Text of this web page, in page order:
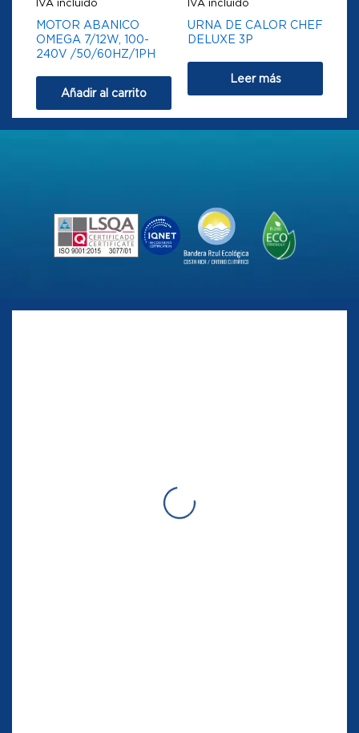
IVA incluido
MOTOR ABANICO
OMEGA 7/12W, 100-
240V /50/60HZ/1PH
Añadir al carrito
IVA incluido
URNA DE CALOR CHEF
DELUXE 3P
Leer más